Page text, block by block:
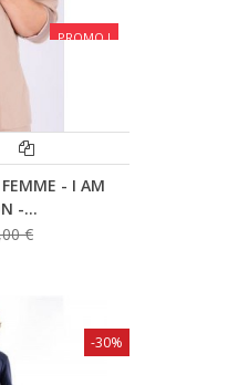
PROMO !
- I AM
-...
€
-30%